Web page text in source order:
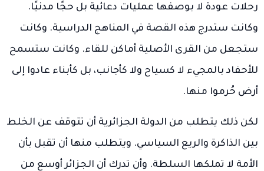
رحلات عودة لا بوصفها عمليات دعائية بل حجًا مدنيًا.
وكانت ستدرج هذه القصة في المناهج الدراسية. وكانت
ستجعل من القرى الأصلية أماكن للقاء. وكانت ستسمح
للأحفاد بالمجيء لا كسياح ولا كأجانب، بل كأبناء عادوا إلى
أرض حُرموا منها.
لكن ذلك يتطلب من الدولة الجزائرية أن تتوقف عن الخلط
بين الذاكرة والريع السياسي. ويتطلب منها أن تقبل بأن
الأمة لا تملكها السلطة. وأن تدرك أن الجزائر أوسع من